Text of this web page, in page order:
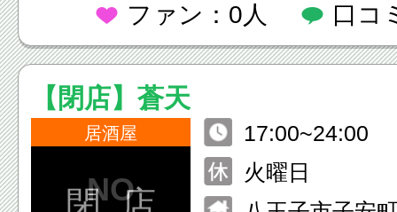
ファン：0人 口コ
【閉店】蒼天
居酒屋
閉 店
17:00~24:00
火曜日